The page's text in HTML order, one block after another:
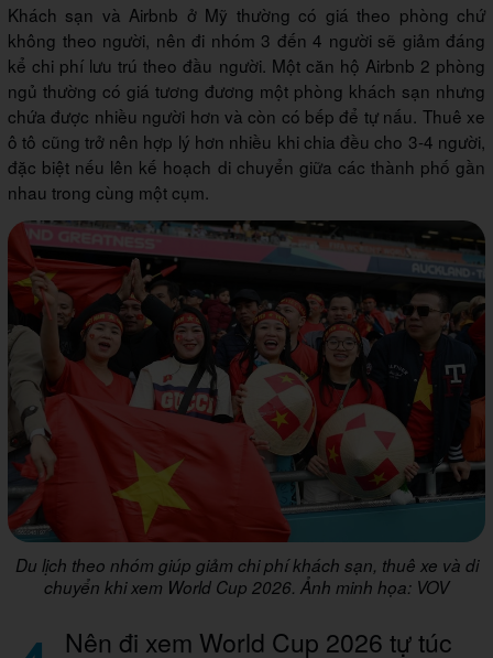
Khách sạn và Airbnb ở Mỹ thường có giá theo phòng chứ
không theo người, nên đi nhóm 3 đến 4 người sẽ giảm đáng
kể chi phí lưu trú theo đầu người. Một căn hộ Airbnb 2 phòng
ngủ thường có giá tương đương một phòng khách sạn nhưng
chứa được nhiều người hơn và còn có bếp để tự nấu. Thuê xe
ô tô cũng trở nên hợp lý hơn nhiều khi chia đều cho 3-4 người,
đặc biệt nếu lên kế hoạch di chuyển giữa các thành phố gần
nhau trong cùng một cụm.
Du lịch theo nhóm giúp giảm chi phí khách sạn, thuê xe và di
chuyển khi xem World Cup 2026. Ảnh minh họa: VOV
Nên đi xem World Cup 2026 tự túc